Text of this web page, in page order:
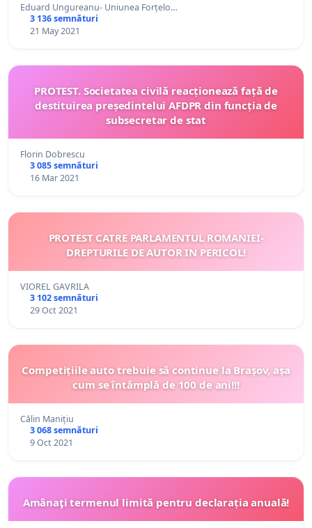
Eduard Ungureanu- Uniunea Forțelo…
3 136 semnături
21 May 2021
PROTEST. Societatea civilă reacționează față de
destituirea președintelui AFDPR din funcția de
subsecretar de stat
Florin Dobrescu
3 085 semnături
16 Mar 2021
PROTEST CATRE PARLAMENTUL ROMANIEI-
DREPTURILE DE AUTOR IN PERICOL!
VIOREL GAVRILA
3 102 semnături
29 Oct 2021
Competițiile auto trebuie să continue la Brașov, așa
cum se întâmplă de 100 de ani!!!
Călin Manițiu
3 068 semnături
9 Oct 2021
Amânaţi termenul limită pentru declarația anuală!